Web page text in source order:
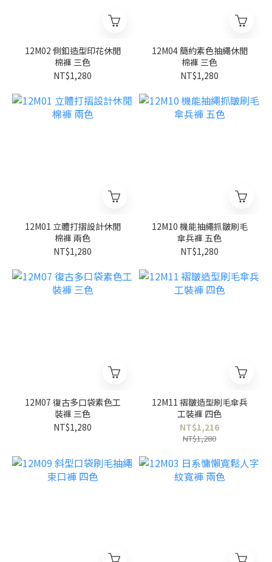
12M02 側釦造型印花休閒
棉褲 三色
NT$1,280
12M04 簡約素色抽繩休閒
棉褲 三色
NT$1,280
12M01 立體打摺設計休閒
棉褲 兩色
NT$1,280
12M10 機能抽繩抓皺刷毛
傘兵褲 五色
NT$1,280
12M07 復古多口袋素色工
裝褲 三色
NT$1,280
12M11 褶皺造型刷毛傘兵
工裝褲 四色
NT$1,216
NT$1,280